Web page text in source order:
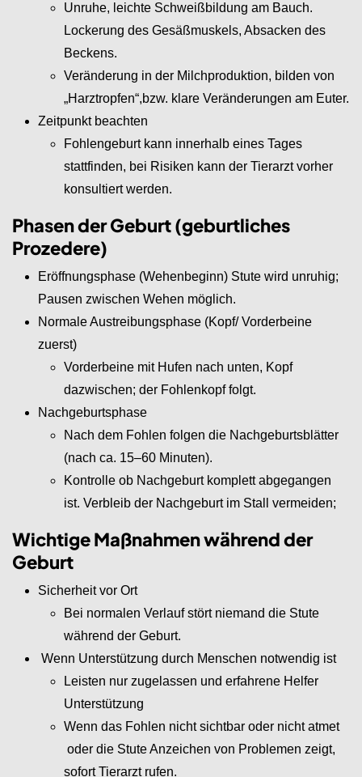
Unruhe, leichte Schweißbildung am Bauch.
Lockerung des Gesäßmuskels, Absacken des
Beckens.
Veränderung in der Milchproduktion, bilden von
„Harztropfen“,bzw. klare Veränderungen am Euter.
Zeitpunkt beachten
Fohlengeburt kann innerhalb eines Tages
stattfinden, bei Risiken kann der Tierarzt vorher
konsultiert werden.
Phasen der Geburt (geburtliches
Prozedere)
Eröffnungsphase (Wehenbeginn) Stute wird unruhig;
Pausen zwischen Wehen möglich.
Normale Austreibungsphase (Kopf/ Vorderbeine
zuerst)
Vorderbeine mit Hufen nach unten, Kopf
dazwischen; der Fohlenkopf folgt.
Nachgeburtsphase
Nach dem Fohlen folgen die Nachgeburtsblätter
(nach ca. 15–60 Minuten).
Kontrolle ob Nachgeburt komplett abgegangen
ist. Verbleib der Nachgeburt im Stall vermeiden;
Wichtige Maßnahmen während der
Geburt
Sicherheit vor Ort
Bei normalen Verlauf stört niemand die Stute
während der Geburt.
Wenn Unterstützung durch Menschen notwendig ist
Leisten nur zugelassen und erfahrene Helfer
Unterstützung
Wenn das Fohlen nicht sichtbar oder nicht atmet
oder die Stute Anzeichen von Problemen zeigt,
sofort Tierarzt rufen.